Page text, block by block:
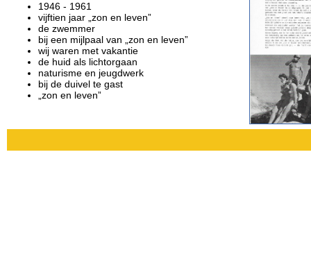
1946 - 1961
vijftien jaar „zon en leven”
de zwemmer
bij een mijlpaal van „zon en leven”
wij waren met vakantie
de huid als lichtorgaan
naturisme en jeugdwerk
bij de duivel te gast
„zon en leven”